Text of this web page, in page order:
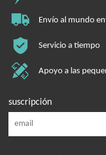
Envío al mundo
Servicio a tiempo
Apoyo a las
suscripción